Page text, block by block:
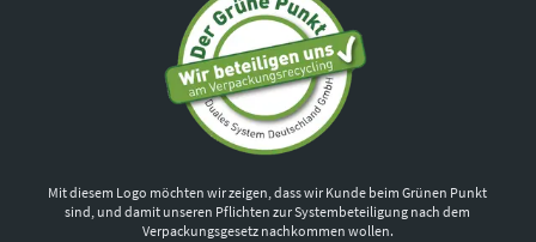
Mit diesem Logo möchten wir zeigen, dass wir Kunde beim Grünen Punkt
sind, und damit unseren Pflichten zur Systembeteiligung nach dem
Verpackungsgesetz nachkommen wollen.